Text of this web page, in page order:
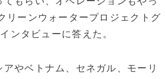
リーンウォータープロジェクトグ
ンタビューに答えた。
やベトナム、セネガル、モーリ